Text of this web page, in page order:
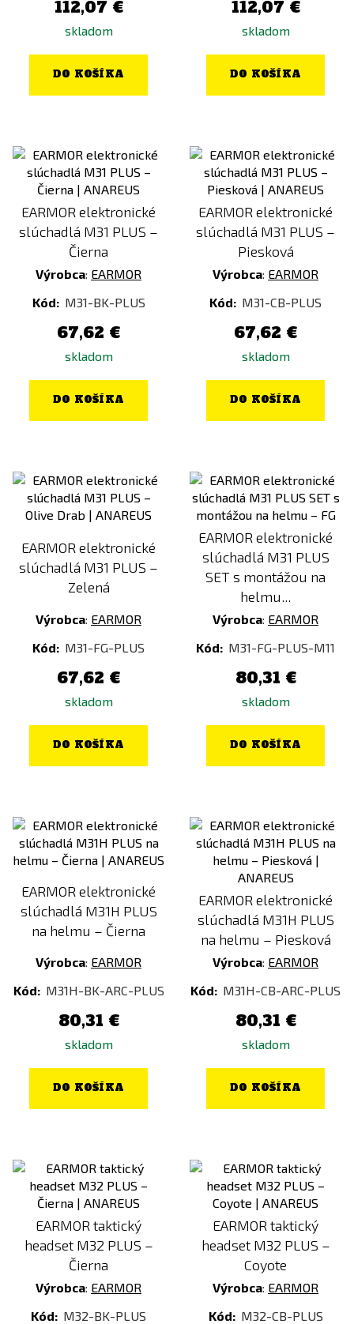
112,07 €
skladom
DO KOŠÍKA
112,07 €
skladom
DO KOŠÍKA
EARMOR elektronické
slúchadlá M31 PLUS –
Čierna
Výrobca: EARMOR
Kód: M31-BK-PLUS
67,62 €
skladom
DO KOŠÍKA
EARMOR elektronické
slúchadlá M31 PLUS –
Piesková
Výrobca: EARMOR
Kód: M31-CB-PLUS
67,62 €
skladom
DO KOŠÍKA
EARMOR elektronické
slúchadlá M31 PLUS –
Zelená
Výrobca: EARMOR
Kód: M31-FG-PLUS
67,62 €
skladom
DO KOŠÍKA
EARMOR elektronické
slúchadlá M31 PLUS
SET s montážou na
helmu...
Výrobca: EARMOR
Kód: M31-FG-PLUS-M11
80,31 €
skladom
DO KOŠÍKA
EARMOR elektronické
slúchadlá M31H PLUS
na helmu – Čierna
Výrobca: EARMOR
Kód: M31H-BK-ARC-PLUS
80,31 €
skladom
DO KOŠÍKA
EARMOR elektronické
slúchadlá M31H PLUS
na helmu – Piesková
Výrobca: EARMOR
Kód: M31H-CB-ARC-PLUS
80,31 €
skladom
DO KOŠÍKA
EARMOR taktický
headset M32 PLUS –
Čierna
Výrobca: EARMOR
Kód: M32-BK-PLUS
EARMOR taktický
headset M32 PLUS –
Coyote
Výrobca: EARMOR
Kód: M32-CB-PLUS